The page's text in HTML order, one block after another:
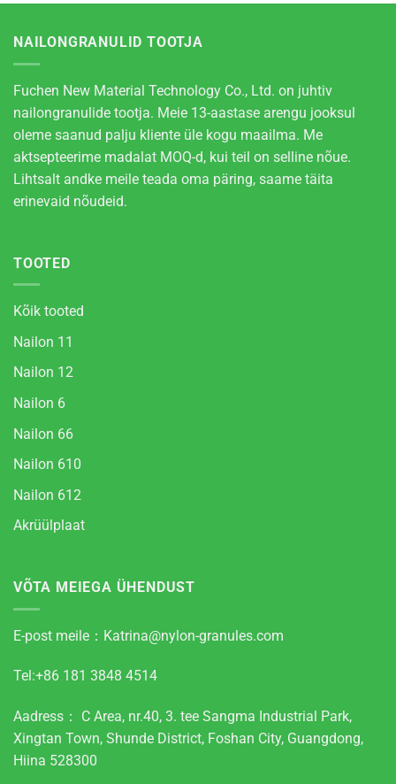
NAILONGRANULID TOOTJA
Fuchen New Material Technology Co., Ltd. on juhtiv
nailongranulide tootja. Meie 13-aastase arengu jooksul
oleme saanud palju kliente üle kogu maailma. Me
aktsepteerime madalat MOQ-d, kui teil on selline nõue.
Lihtsalt andke meile teada oma päring, saame täita
erinevaid nõudeid.
TOOTED
Kõik tooted
Nailon 11
Nailon 12
Nailon 6
Nailon 66
Nailon 610
Nailon 612
Akrüülplaat
VÕTA MEIEGA ÜHENDUST
E-post meile： Katrina@nylon-granules.com
Tel:+86 181 3848 4514
Aadress： C Area, nr.40, 3. tee Sangma Industrial Park,
Xingtan Town, Shunde District, Foshan City, Guangdong,
Hiina 528300